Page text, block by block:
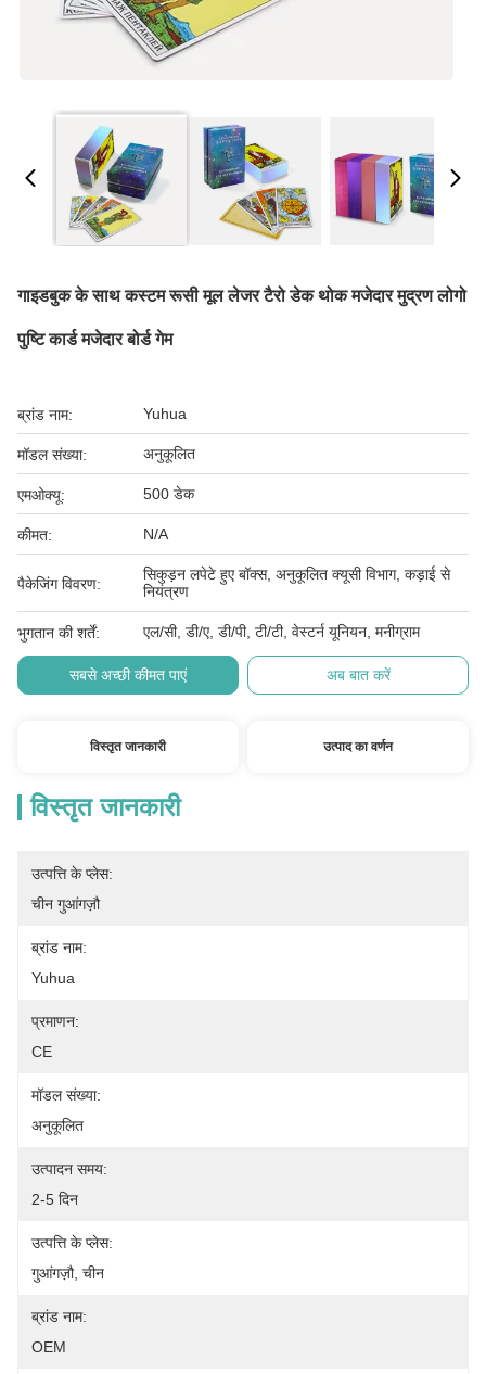
गाइडबुक के साथ कस्टम रूसी मूल लेजर टैरो डेक थोक मजेदार मुद्रण लोगो
पुष्टि कार्ड मजेदार बोर्ड गेम
ब्रांड नाम: Yuhua
मॉडल संख्या: अनुकूलित
एमओक्यू: 500 डेक
कीमत: N/A
पैकेजिंग विवरण:
सिकुड़न लपेटे हुए बॉक्स, अनुकूलित क्यूसी विभाग, कड़ाई से
नियंत्रण
भुगतान की शर्तें: एल/सी, डी/ए, डी/पी, टी/टी, वेस्टर्न यूनियन, मनीग्राम
सबसे अच्छी कीमत पाएं अब बात करें
विस्तृत जानकारी उत्पाद का वर्णन
विस्तृत जानकारी
उत्पत्ति के प्लेस:
चीन गुआंगज़ौ
ब्रांड नाम:
Yuhua
प्रमाणन:
CE
मॉडल संख्या:
अनुकूलित
उत्पादन समय:
2-5 दिन
उत्पत्ति के प्लेस:
गुआंगज़ौ, चीन
ब्रांड नाम:
OEM